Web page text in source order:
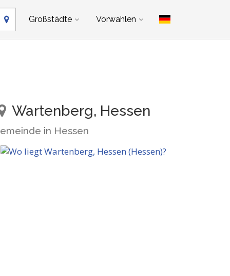
Großstädte Vorwahlen
Wartenberg, Hessen
in Hessen